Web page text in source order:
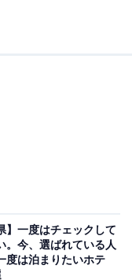
む「中禅寺金谷ホ
ハウス風建築が特
】一度はチェックして
。今、選ばれている人
度は泊まりたいホテ